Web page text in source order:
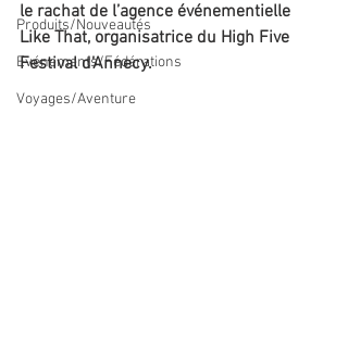
Produits/Nouveautés
Evénements/Fédérations
Voyages/Aventure
le rachat de l’agence événementielle
Like That, organisatrice du High Five
Festival d’Annecy.